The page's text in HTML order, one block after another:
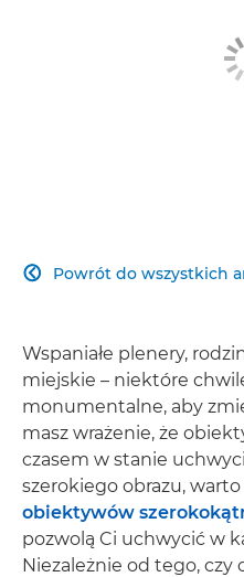
Powrót do wszystkich

Wspaniałe plenery,
miejskie – niektóre
monumentalne, aby
masz wrażenie, że
czasem w stanie
szerokiego obrazu,
obiektywów
pozwolą Ci uchwycić w
Niezależnie od tego, czy